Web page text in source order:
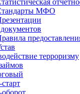
МФО
терроризму